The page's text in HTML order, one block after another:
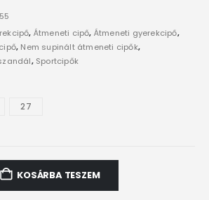
, Átmeneti cipő, Átmeneti gyerekcipő,
, Nem supinált átmeneti cipők,
, Sportcipők
27
KOSÁRBA TESZEM